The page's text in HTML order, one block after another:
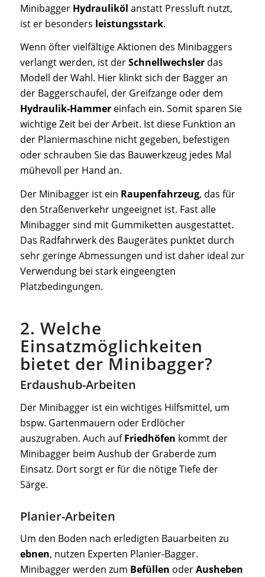
Minibagger Hydrauliköl anstatt Pressluft nutzt,
ist er besonders leistungsstark.
Wenn öfter vielfältige Aktionen des Minibaggers
verlangt werden, ist derSchnellwechslerdas
Modell der Wahl. Hier klinkt sich der Bagger an
der Baggerschaufel, der Greifzange oder dem
Hydraulik-Hammereinfach ein. Somit sparen Sie
wichtige Zeit bei der Arbeit. Ist diese Funktion an
der Planiermaschine nicht gegeben, befestigen
oder schrauben Sie das Bauwerkzeug jedes Mal
mühevoll per Hand an.
Der Minibagger ist ein Raupenfahrzeug, das für
den Straßenverkehr ungeeignet ist. Fast alle
Minibagger sind mit Gummiketten ausgestattet.
Das Radfahrwerk des Baugerätes punktet durch
sehr geringe Abmessungen und ist daher ideal zur
Verwendung bei stark eingeengten
Platzbedingungen.
2. Welche
Einsatzmöglichkeiten
bietet der Minibagger?
Erdaushub-Arbeiten
Der Minibagger ist ein wichtiges Hilfsmittel, um
bspw. Gartenmauern oder Erdlöcher
auszugraben. Auch aufFriedhöfen kommt der
Minibagger beim Aushub der Graberde zum
Einsatz. Dort sorgt er für die nötige Tiefe der
Särge.
Planier-Arbeiten
Um den Boden nach erledigten Bauarbeiten zu
ebnen, nutzen Experten Planier-Bagger.
Minibagger werden zum Befüllen oderAusheben